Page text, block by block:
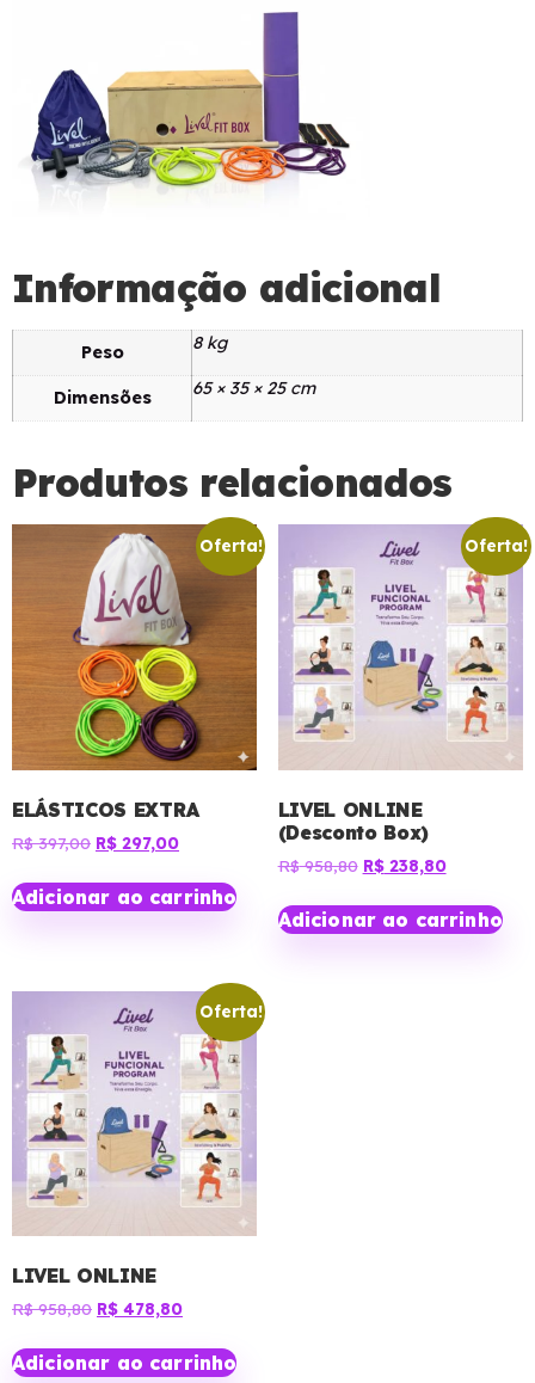
Informação adicional
Peso 8 kg
Dimensões 65 × 35 × 25 cm
Produtos relacionados
Oferta!
ELÁSTICOS EXTRA
R$397,00 R$ 297,00
Adicionar ao carrinho
Oferta!
LIVEL ONLINE
(Desconto Box)
R$958,80 R$238,80
Adicionar ao carrinho
Oferta!
LIVEL ONLINE
R$958,80 R$ 478,80
Adicionar ao carrinho